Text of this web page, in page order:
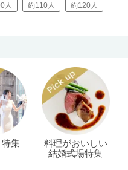
人 約110人 約120人
特集
料理がおいしい
結婚式場特集